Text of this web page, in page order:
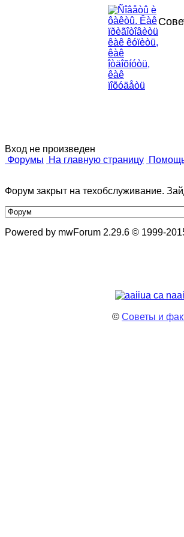
Вход не произведен
Форумы
На главную страницу
Форум закрыт на техобслуживание.
Powered by mwForum 2.29.6 © 1999-
© Советы и